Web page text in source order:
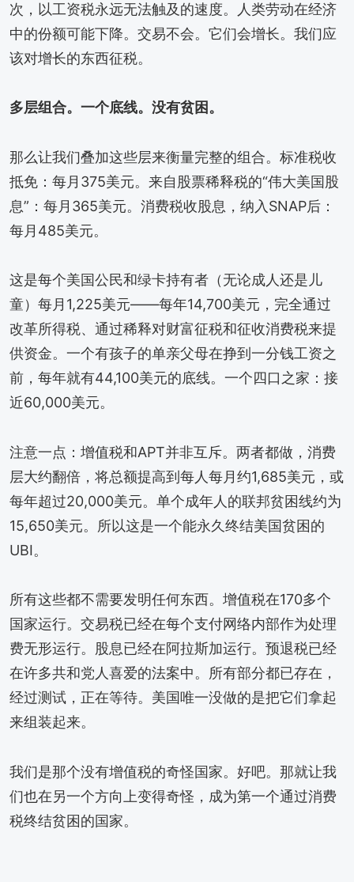
次，以工资税永远无法触及的速度。人类劳动在经济
中的份额可能下降。交易不会。它们会增长。我们应
该对增长的东西征税。
多层组合。一个底线。没有贫困。
那么让我们叠加这些层来衡量完整的组合。标准税收
抵免：每月375美元。来自股票稀释税的“伟大美国股
息”：每月365美元。消费税收股息，纳入SNAP后：
每月485美元。
这是每个美国公民和绿卡持有者（无论成人还是儿
童）每月1,225美元——每年14,700美元，完全通过
改革所得税、通过稀释对财富征税和征收消费税来提
供资金。一个有孩子的单亲父母在挣到一分钱工资之
前，每年就有44,100美元的底线。一个四口之家：接
近60,000美元。
注意一点：增值税和APT并非互斥。两者都做，消费
层大约翻倍，将总额提高到每人每月约1,685美元，或
每年超过20,000美元。单个成年人的联邦贫困线约为
15,650美元。所以这是一个能永久终结美国贫困的
UBI。
所有这些都不需要发明任何东西。增值税在170多个
国家运行。交易税已经在每个支付网络内部作为处理
费无形运行。股息已经在阿拉斯加运行。预退税已经
在许多共和党人喜爱的法案中。所有部分都已存在，
经过测试，正在等待。美国唯一没做的是把它们拿起
来组装起来。
我们是那个没有增值税的奇怪国家。好吧。那就让我
们也在另一个方向上变得奇怪，成为第一个通过消费
税终结贫困的国家。